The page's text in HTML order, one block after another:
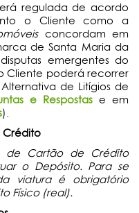
regulada de acordo
o Cliente como a
concordam em
de Santa Maria da
emergentes do
Cliente poderá recorrer
de Litígios de
e Respostase em
).
Crédito
de Cartão de Crédito
o Depósito. Para se
viatura é obrigatório
Físico (real).